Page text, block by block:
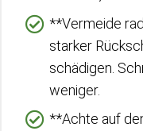
**Vermeide
starker
schädigen.
weniger.
**Achte auf